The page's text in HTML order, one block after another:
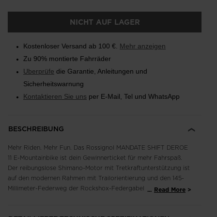
NICHT AUF LAGER
Kostenloser Versand ab 100 €. Mehr anzeigen
Zu 90% montierte Fahrräder
Uberprüfe die Garantie, Anleitungen und
Sicherheitswarnung
Kontaktieren Sie uns per E-Mail, Tel und WhatsApp
BESCHREIBUNG
Mehr Riden. Mehr Fun. Das Rossignol MANDATE SHIFT DEROE
11 E-Mountainbike ist dein Gewinnerticket für mehr Fahrspaß.
Der reibungslose Shimano-Motor mit Tretkraftunterstützung ist
auf den modernen Rahmen mit Trailorientierung und den 145-
Millimeter-Federweg der Rockshox-Federgabel vorn und
... Read More